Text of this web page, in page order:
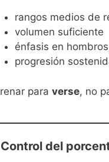
rangos medios de
volumen suficiente
énfasis en
progresión
para verse, no
Control del